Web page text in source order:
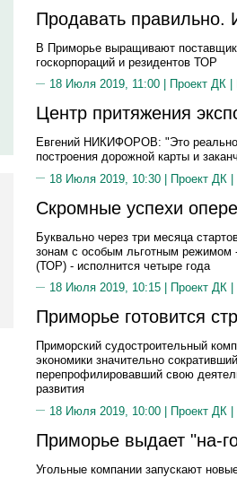
Продавать правильно.
В Приморье выращивают
госкорпораций и резидентов ТОР
18 Июля 2019, 11:00 |
Проект ДК
Центр притяжения
Евгений НИКИФОРОВ: "Это
построения дорожной карты и
18 Июля 2019, 10:30 | Проект ДК |
Скромные успехи
Буквально через три месяца
зонам с особым льготным режимом
(ТОР) - исполнится четыре года
18 Июля 2019, 10:15 |
Проект ДК
Приморье готовится
Приморский судостроительный
экономики значительно
перепрофилировавший свою
развития
18 Июля 2019, 10:00 | Проект ДК |
Приморье выдает "на-
Угольные компании запускают